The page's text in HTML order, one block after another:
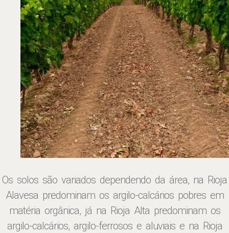
Os solos são variados dependendo da área, na Rioja
Alavesa predominam os argilo-calcários pobres em
matéria orgânica, já na Rioja Alta predominam os
argilo-calcários, argilo-ferrosos e aluviais e na Rioja